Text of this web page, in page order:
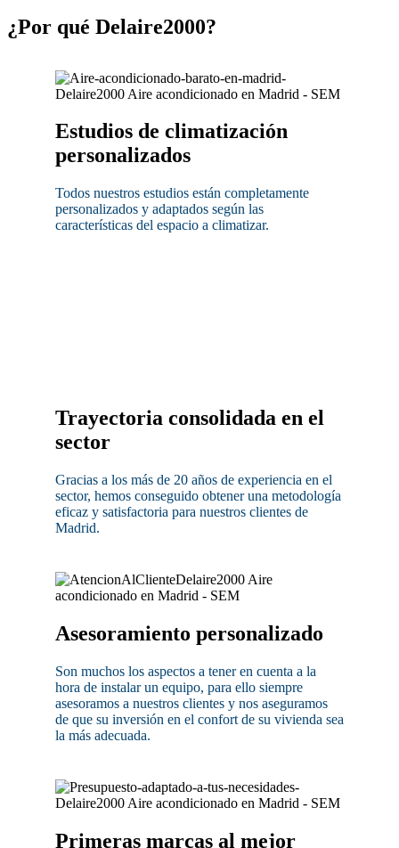
¿Por qué Delaire2000?
Estudios de climatización
personalizados
Todos nuestros estudios están completamente
personalizados y adaptados según las
características del espacio a climatizar.
Trayectoria consolidada en el
sector
Gracias a los más de 20 años de experiencia en el
sector, hemos conseguido obtener una metodología
eficaz y satisfactoria para nuestros clientes de
Madrid.
Asesoramiento personalizado
Son muchos los aspectos a tener en cuenta a la
hora de instalar un equipo, para ello siempre
asesoramos a nuestros clientes y nos aseguramos
de que su inversión en el confort de su vivienda sea
la más adecuada.
Primeras marcas al mejor